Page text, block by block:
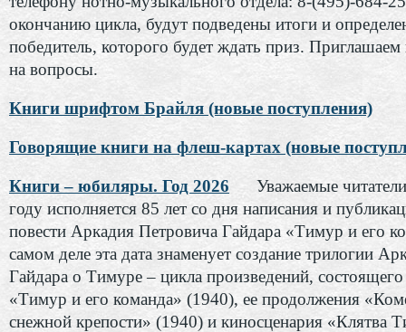
окончанию цикла, будут подведены итоги и
победитель, которого будет ждать приз. Приглашаем
на вопросы.
Книги шрифтом Брайля (новые поступления)
Говорящие книги на флеш-картах (новые
Книги – юбиляры. Год 2026
Уважаемые
году исполняется 85 лет со дня написания и
повести Аркадия Петровича Гайдара «Тимур и его
самом деле эта дата знаменует создание трилогии
Гайдара о Тимуре – цикла произведений, состоящего
«Тимур и его команда» (1940), ее продолжения
снежной крепости» (1940) и киносценария «Клятва